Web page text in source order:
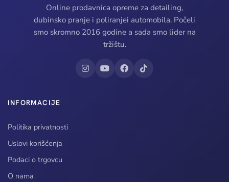
Online prodavnica opreme za detailing,
dubinsko pranje i poliranjei automobila. Počeli
smo skromno 2016 godine a sada smo lider na
tržištu.
INFORMACIJE
Politika privatnosti
Uslovi korišćenja
Podaci o trgovcu
O nama